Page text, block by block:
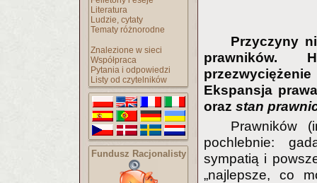
Literatura
Ludzie, cytaty
Tematy różnorodne
Znalezione w sieci
Współpraca
Pytania i odpowiedzi
Listy od czytelników
Fundusz Racjonalisty
Przyczyny
prawników.
Ekspansja
oraz stan
Prawników
pochlebnie:
sympatią i
„najlepsze, co